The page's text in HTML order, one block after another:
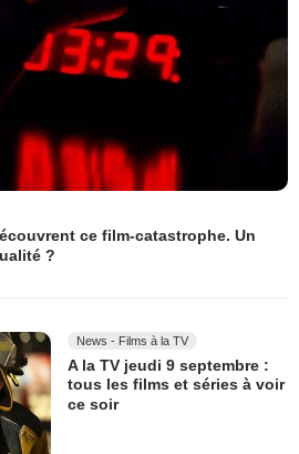
ce film-catastrophe. Un
?
News - Films à la TV
A la TV jeudi 9 septembre :
tous les films et séries à voir
ce soir